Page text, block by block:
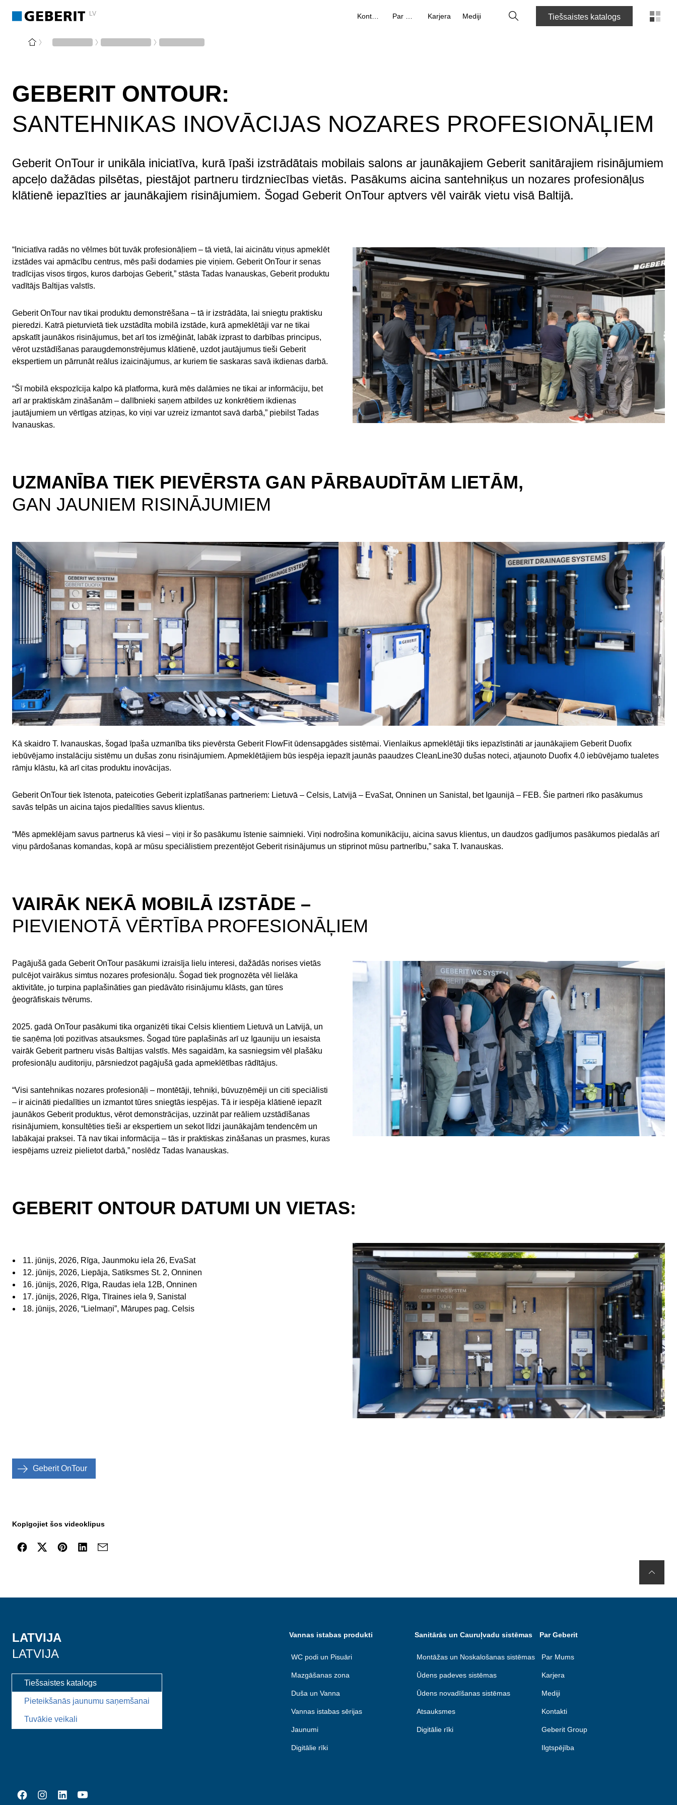
LV Karjera Mediji Tiešsaistes katalogs
GEBERIT ONTOUR:
SANTEHNIKAS INOVĀCIJAS NOZARES PROFESIONĀĻIEM
Geberit OnTour ir unikāla iniciatīva, kurā īpaši izstrādātais mobilais salons ar jaunākajiem Geberit sanitārajiem risinājumiem
apceļo dažādas pilsētas, piestājot partneru tirdzniecības vietās. Pasākums aicina santehniķus un nozares profesionāļus
klātienē iepazīties ar jaunākajiem risinājumiem. Šogad Geberit OnTour aptvers vēl vairāk vietu visā Baltijā.
“Iniciatīva radās no vēlmes būt tuvāk profesionāļiem – tā vietā, lai aicinātu viņus apmeklēt
izstādes vai apmācību centrus, mēs paši dodamies pie viņiem. Geberit OnTour ir senas
tradīcijas visos tirgos, kuros darbojas Geberit,” stāsta Tadas Ivanauskas, Geberit produktu
vadītājs Baltijas valstīs.
Geberit OnTour nav tikai produktu demonstrēšana – tā ir izstrādāta, lai sniegtu praktisku
pieredzi. Katrā pieturvietā tiek uzstādīta mobilā izstāde, kurā apmeklētāji var ne tikai
apskatīt jaunākos risinājumus, bet arī tos izmēģināt, labāk izprast to darbības principus,
vērot uzstādīšanas paraugdemonstrējumus klātienē, uzdot jautājumus tieši Geberit
ekspertiem un pārrunāt reālus izaicinājumus, ar kuriem tie saskaras savā ikdienas darbā.
“Šī mobilā ekspozīcija kalpo kā platforma, kurā mēs dalāmies ne tikai ar informāciju, bet
arī ar praktiskām zināšanām – dalībnieki saņem atbildes uz konkrētiem ikdienas
jautājumiem un vērtīgas atziņas, ko viņi var uzreiz izmantot savā darbā,” piebilst Tadas
Ivanauskas.
UZMANĪBA TIEK PIEVĒRSTA GAN PĀRBAUDĪTĀM LIETĀM,
GAN JAUNIEM RISINĀJUMIEM
Kā skaidro T. Ivanauskas, šogad īpaša uzmanība tiks pievērsta Geberit FlowFit ūdensapgādes sistēmai. Vienlaikus apmeklētāji tiks iepazīstināti ar jaunākajiem Geberit Duofix
iebūvējamo instalāciju sistēmu un dušas zonu risinājumiem. Apmeklētājiem būs iespēja iepazīt jaunās paaudzes CleanLine30 dušas noteci, atjaunoto Duofix 4.0 iebūvējamo tualetes
rāmju klāstu, kā arī citas produktu inovācijas.
Geberit OnTour tiek īstenota, pateicoties Geberit izplatīšanas partneriem: Lietuvā – Celsis, Latvijā – EvaSat, Onninen un Sanistal, bet Igaunijā – FEB. Šie partneri rīko pasākumus
savās telpās un aicina tajos piedalīties savus klientus.
“Mēs apmeklējam savus partnerus kā viesi – viņi ir šo pasākumu īstenie saimnieki. Viņi nodrošina komunikāciju, aicina savus klientus, un daudzos gadījumos pasākumos piedalās arī
viņu pārdošanas komandas, kopā ar mūsu speciālistiem prezentējot Geberit risinājumus un stiprinot mūsu partnerību,” saka T. Ivanauskas.
VAIRĀK NEKĀ MOBILĀ IZSTĀDE –
PIEVIENOTĀ VĒRTĪBA PROFESIONĀĻIEM
Pagājušā gada Geberit OnTour pasākumi izraisīja lielu interesi, dažādās norises vietās
pulcējot vairākus simtus nozares profesionāļu. Šogad tiek prognozēta vēl lielāka
aktivitāte, jo turpina paplašināties gan piedāvāto risinājumu klāsts, gan tūres
ģeogrāfiskais tvērums.
2025. gadā OnTour pasākumi tika organizēti tikai Celsis klientiem Lietuvā un Latvijā, un
tie saņēma ļoti pozitīvas atsauksmes. Šogad tūre paplašinās arī uz Igauniju un iesaista
vairāk Geberit partneru visās Baltijas valstīs. Mēs sagaidām, ka sasniegsim vēl plašāku
profesionāļu auditoriju, pārsniedzot pagājušā gada apmeklētības rādītājus.
“Visi santehnikas nozares profesionāļi – montētāji, tehniķi, būvuzņēmēji un citi speciālisti
– ir aicināti piedalīties un izmantot tūres sniegtās iespējas. Tā ir iespēja klātienē iepazīt
jaunākos Geberit produktus, vērot demonstrācijas, uzzināt par reāliem uzstādīšanas
risinājumiem, konsultēties tieši ar ekspertiem un sekot līdzi jaunākajām tendencēm un
labākajai praksei. Tā nav tikai informācija – tās ir praktiskas zināšanas un prasmes, kuras
iespējams uzreiz pielietot darbā,” noslēdz Tadas Ivanauskas.
GEBERIT ONTOUR DATUMI UN VIETAS:
11. jūnijs, 2026, Rīga, Jaunmoku iela 26, EvaSat
12. jūnijs, 2026, Liepāja, Satiksmes St. 2, Onninen
16. jūnijs, 2026, Rīga, Raudas iela 12B, Onninen
17. jūnijs, 2026, Rīga, Tīraines iela 9, Sanistal
18. jūnijs, 2026, “Lielmaņi”, Mārupes pag. Celsis
Geberit OnTour
Kopīgojiet šos videoklipus
LATVIJA
LATVIJA
Tiešsaistes katalogs
Pieteikšanās jaunumu saņemšanai
Tuvākie veikali
Vannas istabas produkti
WC podi un Pisuāri
Mazgāšanas zona
Duša un Vanna
Vannas istabas sērijas
Jaunumi
Digitālie rīki
Sanitārās un Cauruļvadu sistēmas
Montāžas un Noskalošanas sistēmas
Ūdens padeves sistēmas
Ūdens novadīšanas sistēmas
Atsauksmes
Digitālie rīki
Par Geberit
Par Mums
Karjera
Mediji
Kontakti
Geberit Group
Ilgtspējība